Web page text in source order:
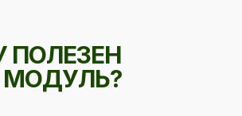
ПОЛЕЗЕН
МОДУЛЬ?